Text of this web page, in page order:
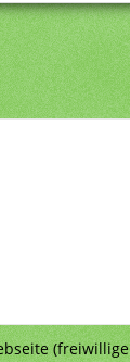
(freiwillige